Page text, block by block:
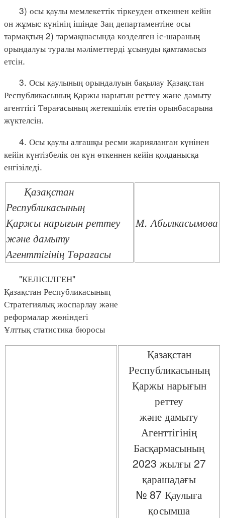
3) осы қаулы мемлекеттік тіркеуден өткеннен кейін
он жұмыс күнінің ішінде Заң департаментіне осы
тармақтың 2) тармақшасында көзделген іс-шараның
орындалуы туралы мәліметтерді ұсынуды қамтамасыз
етсін.
3. Осы қаулының орындалуын бақылау Қазақстан
Республикасының Қаржы нарығын реттеу және дамыту
агенттігі Төрағасының жетекшілік ететін орынбасарына
жүктелсін.
4. Осы қаулы алғашқы ресми жарияланған күнінен
кейін күнтізбелік он күн өткеннен кейін қолданысқа
енгізіледі.
Қазақстан
Республикасының
Қаржы нарығын реттеу
және дамыту
Агенттігінің Төрағасы
М. Абылкасымова
"КЕЛІСІЛГЕН"
Қазақстан Республикасының
Стратегиялық жоспарлау және
реформалар жөніндегі
Ұлттық статистика бюросы
Қазақстан
Республикасының
Қаржы нарығын
реттеу
және дамыту
Агенттігінің
Басқармасының
2023 жылғы 27
қарашадағы
№ 87 Қаулыға
қосымша